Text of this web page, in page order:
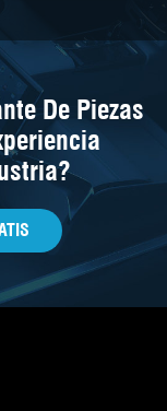
De Piezas